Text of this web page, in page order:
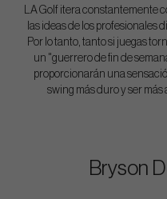
LA Golf itera constantemente
las ideas de los profesionales
Por lo tanto, tanto si juegas
un "guerrero de fin de
proporcionarán una
swing más duro y ser
Bryson